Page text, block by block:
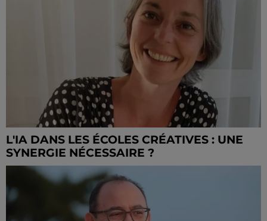
L'IA DANS LES ÉCOLES CRÉATIVES : UNE
SYNERGIE NÉCESSAIRE ?